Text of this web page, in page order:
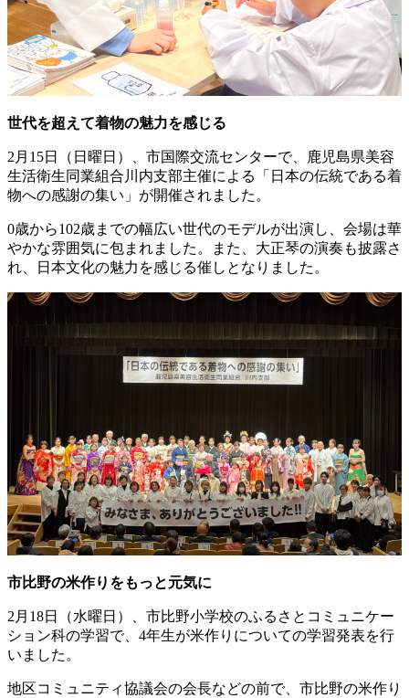
世代を超えて着物の魅力を感じる
2月15日（日曜日）、市国際交流センターで、鹿児島県美容
生活衛生同業組合川内支部主催による「日本の伝統である着
物への感謝の集い」が開催されました。
0歳から102歳までの幅広い世代のモデルが出演し、会場は華
やかな雰囲気に包まれました。また、大正琴の演奏も披露さ
れ、日本文化の魅力を感じる催しとなりました。
市比野の米作りをもっと元気に
2月18日（水曜日）、市比野小学校のふるさとコミュニケー
ション科の学習で、4年生が米作りについての学習発表を行
いました。
地区コミュニティ協議会の会長などの前で、市比野の米作り